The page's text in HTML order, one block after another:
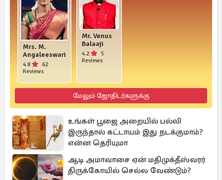
Mrs. M.
Angaleeswari
4.8
62
Reviews
Mr. Venus
Balaaji
4.2
5
Reviews
மேலும் ஜோதிடர்களுக்கு
உங்கள் பூஜை அறையில் பல்லி
இருந்தால் கட்டாயம் இது நடக்குமாம்?
என்ன தெரியுமா
ஆடி அமாவாசை ஏன் மதிமுக்தீஸ்வரர்
திருக்கோயில் செல்ல வேண்டும்?